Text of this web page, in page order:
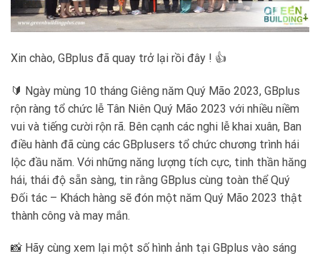
Xin chào, GBplus đã quay trở lại rồi đây ! 👍
🔰 Ngày mùng 10 tháng Giêng năm Quý Mão 2023, GBplus
rộn ràng tổ chức lễ Tân Niên Quý Mão 2023 với nhiều niềm
vui và tiếng cười rộn rã. Bên cạnh các nghi lễ khai xuân, Ban
điều hành đã cùng các GBplusers tổ chức chương trình hái
lộc đầu năm. Với những năng lượng tích cực, tinh thần hăng
hái, thái độ sẵn sàng, tin rằng GBplus cùng toàn thể Quý
Đối tác – Khách hàng sẽ đón một năm Quý Mão 2023 thật
thành công và may mắn.
📸 Hãy cùng xem lại một số hình ảnh tại GBplus vào sáng